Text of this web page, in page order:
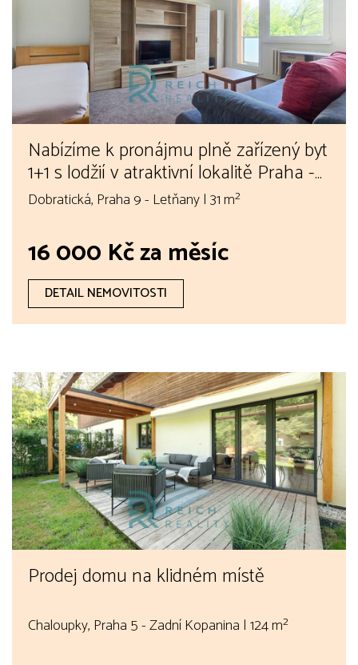
Nabízíme k pronájmu plně zařízený byt
1+1 s lodžií v atraktivní lokalitě Praha -
Letňany.
Dobratická, Praha 9 - Letňany | 31 m²
16 000 Kč za měsíc
DETAIL NEMOVITOSTI
Prodej domu na klidném místě
Chaloupky, Praha 5 - Zadní Kopanina | 124 m²